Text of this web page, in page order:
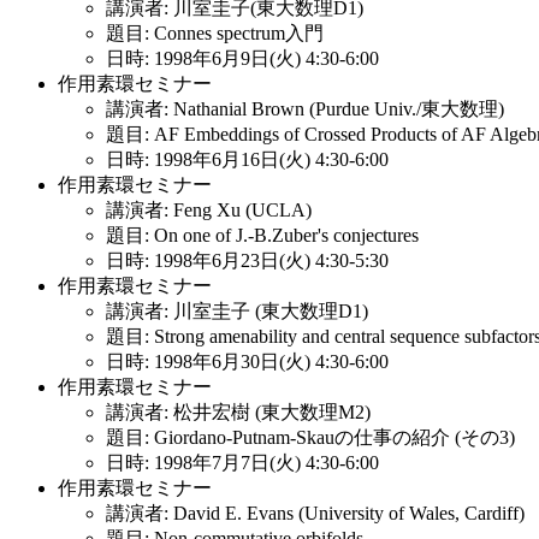
講演者: 川室圭子(東大数理D1)
題目: Connes spectrum入門
日時: 1998年6月9日(火) 4:30-6:00
作用素環セミナー
講演者: Nathanial Brown (Purdue Univ./東大数理)
題目: AF Embeddings of Crossed Products of AF
日時: 1998年6月16日(火) 4:30-6:00
作用素環セミナー
講演者: Feng Xu (UCLA)
題目: On one of J.-B.Zuber's conjectures
日時: 1998年6月23日(火) 4:30-5:30
作用素環セミナー
講演者: 川室圭子 (東大数理D1)
題目: Strong amenability and central sequence
日時: 1998年6月30日(火) 4:30-6:00
作用素環セミナー
講演者: 松井宏樹 (東大数理M2)
題目: Giordano-Putnam-Skauの仕事の紹介 (その3)
日時: 1998年7月7日(火) 4:30-6:00
作用素環セミナー
講演者: David E. Evans (University of Wales, Cardiff)